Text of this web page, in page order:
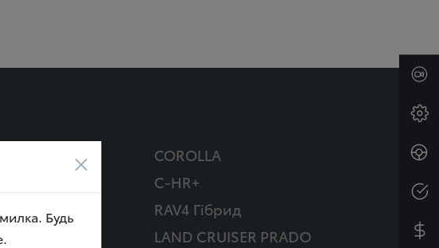
COROLLA
C-HR+
Гібрид
RAV4 Гібрид
Гібрид
LAND CRUISER PRADO
×
Будь